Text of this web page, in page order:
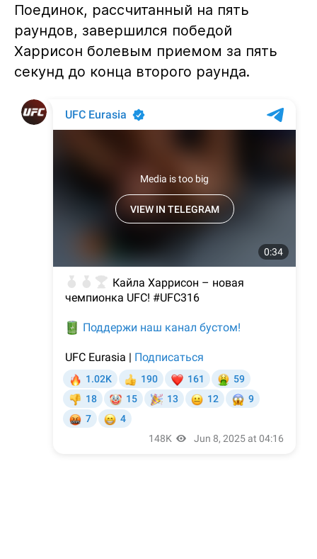
Поединок, рассчитанный на пять
раундов, завершился победой
Харрисон болевым приемом за пять
секунд до конца второго раунда.